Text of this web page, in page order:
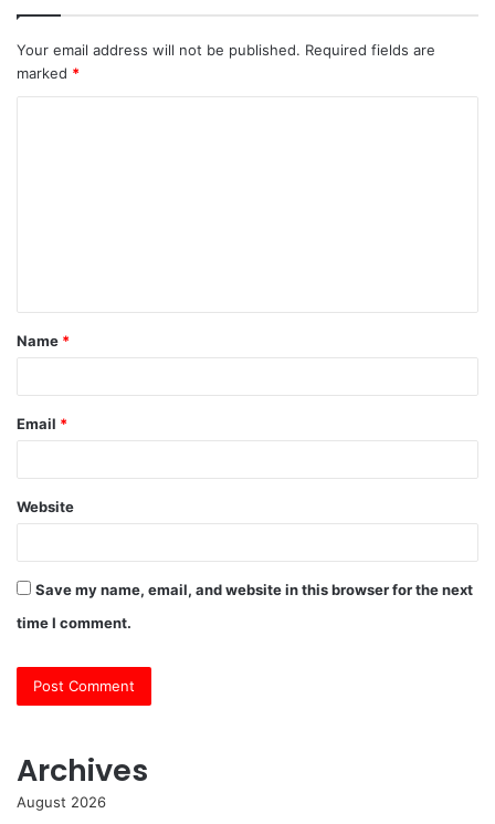
Your email address will not be published. Required fields are
marked *
t
*
Name *
Email *
Website
Save my name, email, and website in this browser for the next
time I comment.
Archives
August 2026